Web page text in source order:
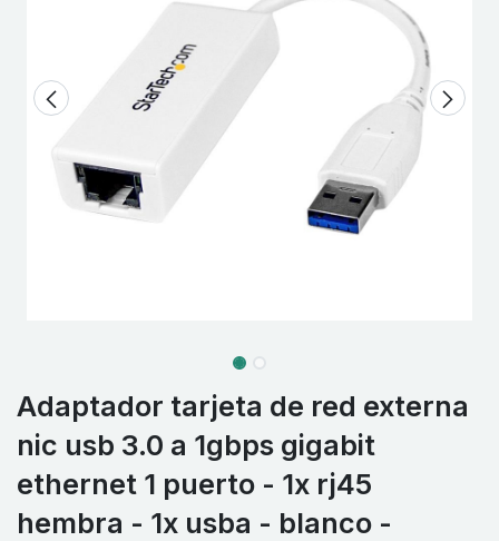
Adaptador tarjeta de red externa
nic usb 3.0 a 1gbps gigabit
ethernet 1 puerto - 1x rj45
hembra - 1x usba - blanco -